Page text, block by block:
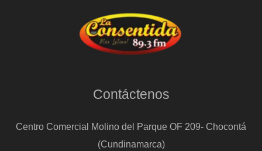
Contáctenos
Centro Comercial Molino del Parque OF 209- Chocontá
(Cundinamarca)